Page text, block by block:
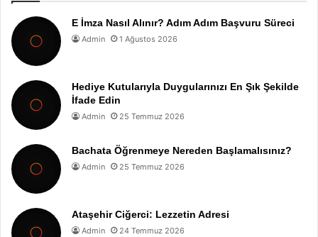
E İmza Nasıl Alınır? Adım Adım Başvuru Süreci
Admin 1 Ağustos 2026
Hediye Kutularıyla Duygularınızı En Şık Şekilde
İfade Edin
Admin 25 Temmuz 2026
Bachata Öğrenmeye Nereden Başlamalısınız?
Admin 25 Temmuz 2026
Ataşehir Ciğerci: Lezzetin Adresi
Admin 24 Temmuz 2026